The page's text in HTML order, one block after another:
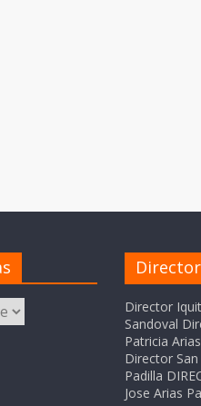
Director
Sandoval
Patricia
Director
Padilla
Jose Arias